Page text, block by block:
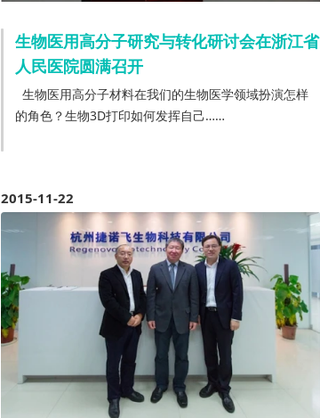
生物医用高分子研究与转化研讨会在浙江省
人民医院圆满召开
的角色？生物3D打印如何发挥自己……
2015-11-22